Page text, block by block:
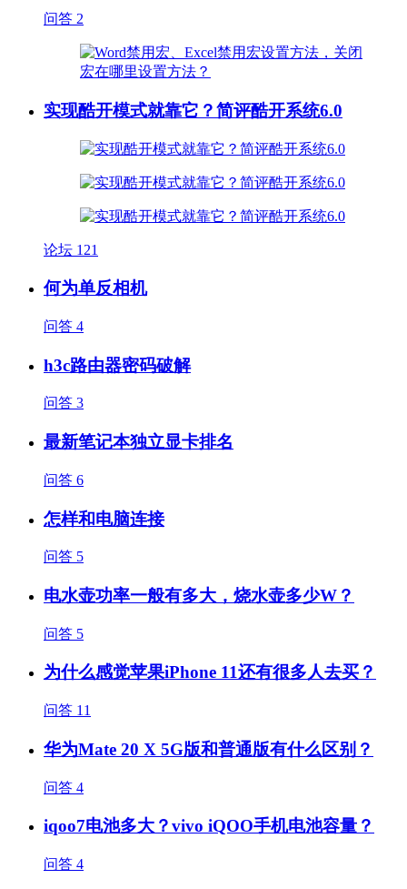
问答 2
实现酷开模式就靠它？简评酷开系统6.0
论坛 121
何为单反相机
问答 4
h3c路由器密码破解
问答 3
最新笔记本独立显卡排名
问答 6
怎样和电脑连接
问答 5
电水壶功率一般有多大，烧水壶多少W？
问答 5
为什么感觉苹果iPhone 11还有很多人去买？
问答 11
华为Mate 20 X 5G版和普通版有什么区别？
问答 4
iqoo7电池多大？vivo iQOO手机电池容量？
问答 4